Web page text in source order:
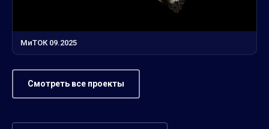
МиТОК 09.2025
Смотреть все проекты